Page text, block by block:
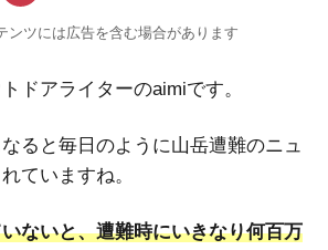
ンツには広告を含む場合があります
ドアライターのaimiです。
ると毎日のように山岳遭難のニュ
ていますね。
ないと、遭難時にいきなり何百万